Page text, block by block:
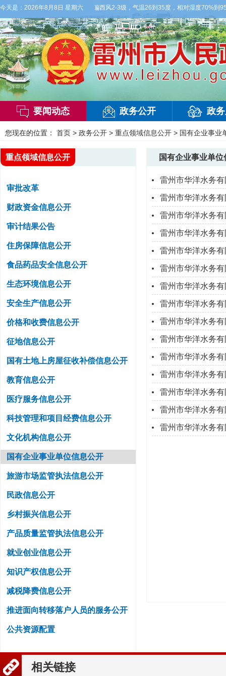
今天是： 2026年8月8日 星期六
天白天，多云，局部有雷阵雨，偏西风2-3级，气温26到35度，相对湿度70%到
要闻动态 政务公开 政
您现在的位置： 首页 > 政务公开 > 重点领域信息公开 > 国有企业事业
国有企业事业单位
雷州市华洋水务
雷州市华洋水务
雷州市华洋水务
雷州市华洋水务
雷州市华洋水务
雷州市华洋水务
雷州市华洋水务
雷州市华洋水务
雷州市华洋水务
雷州市华洋水务
雷州市华洋水务
雷州市华洋水务
雷州市华洋水务
雷州市华洋水务
雷州市华洋水务
重点领域信息公开
审批改革
财政资金信息公开
审计结果公告
住房保障信息公开
食品药品安全信息公开
生态环境信息公开
安全生产信息公开
价格和收费信息公开
征地信息公开
国有土地上房屋征收补偿信息公开
教育信息公开
医疗服务信息公开
科技管理和项目经费信息公开
文化机构信息公开
国有企业事业单位信息公开
旅游市场监管执法信息公开
民政信息公开
乡村振兴信息公开
产品质量监管执法信息公开
就业创业信息公开
知识产权信息公开
减税降费信息公开
推进面向转移落户人员的服务公开
公共资源配置
相关链接